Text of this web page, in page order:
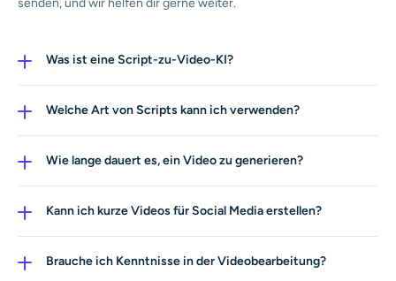
senden, und wir helfen dir gerne weiter.
Was ist eine Script-zu-Video-KI?
Scripts automatisch in Videos verwandelt. Statt zu
dich.
Welche Art von Scripts kann ich verwenden?
Videoscript, TikTok-Script, YouTube-Content,
Wie lange dauert es, ein Video zu generieren?
generiert. Unser Script-zu-Video-KI-Tool ist darauf
Kann ich kurze Videos für Social Media erstellen?
Generator für TikTok, Instagram Reels und YouTube
Brauche ich Kenntnisse in der Videobearbeitung?